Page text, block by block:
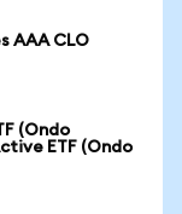
AAA CLO
(Ondo
ETF (Ondo